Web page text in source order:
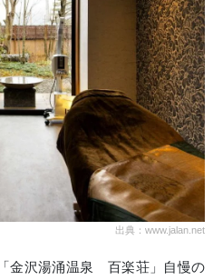
出典：www.jalan.net
金沢湯涌温泉 百楽荘」自慢の